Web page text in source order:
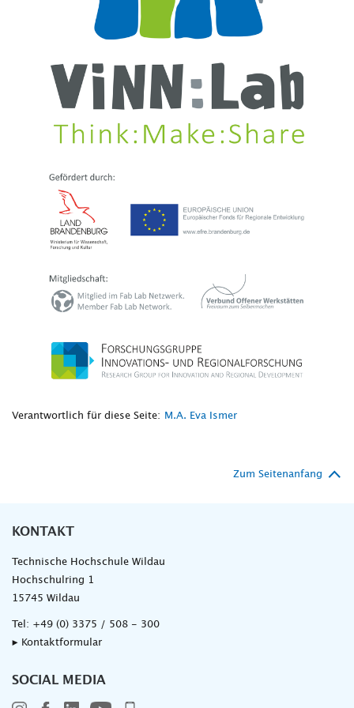
Verantwortlich für diese Seite: M.A. Eva Ismer
Zum Seitenanfang
KONTAKT
Technische Hochschule Wildau
Hochschulring 1
15745 Wildau
Tel: +49 (0) 3375 / 508 - 300
▸ Kontaktformular
SOCIAL MEDIA